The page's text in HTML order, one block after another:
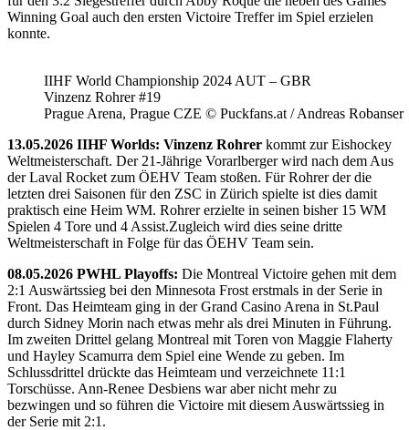
Winning Goal auch den ersten Victoire Treffer im Spiel erzielen
konnte.
IIHF World Championship 2024 AUT – GBR
Vinzenz Rohrer #19
Prague Arena, Prague CZE © Puckfans.at / Andreas Robanser
13.05.2026 IIHF Worlds: Vinzenz Rohrer kommt zur Eishockey
Weltmeisterschaft. Der 21-Jährige Vorarlberger wird nach dem Aus
der Laval Rocket zum ÖEHV Team stoßen. Für Rohrer der die
letzten drei Saisonen für den ZSC in Zürich spielte ist dies damit
praktisch eine Heim WM. Rohrer erzielte in seinen bisher 15 WM
Spielen 4 Tore und 4 Assist.Zugleich wird dies seine dritte
Weltmeisterschaft in Folge für das ÖEHV Team sein.
08.05.2026 PWHL Playoffs: Die Montreal Victoire gehen mit dem
2:1 Auswärtssieg bei den Minnesota Frost erstmals in der Serie in
Front. Das Heimteam ging in der Grand Casino Arena in St.Paul
durch Sidney Morin nach etwas mehr als drei Minuten in Führung.
Im zweiten Drittel gelang Montreal mit Toren von Maggie Flaherty
und Hayley Scamurra dem Spiel eine Wende zu geben. Im
Schlussdrittel drückte das Heimteam und verzeichnete 11:1
Torschüsse. Ann-Renee Desbiens war aber nicht mehr zu
bezwingen und so führen die Victoire mit diesem Auswärtssieg in
der Serie mit 2:1.